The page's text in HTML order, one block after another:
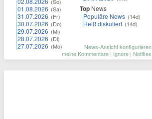
(So)
01.08.2026 (Sa)
31.07.2026 (Fr)
30.07.2026 (Do)
29.07.2026 (Mi)
28.07.2026 (Di)
27.07.2026 (Mo)
Top News
Populäre News (14d)
Heiß diskutiert (14d)
News-Ansicht konfigurieren
meine Kommentare | Ignore | Notifies